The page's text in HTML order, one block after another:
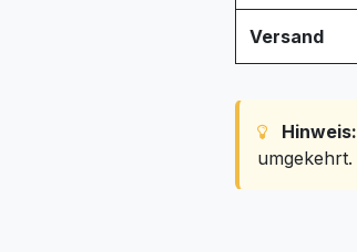
Versand
Hinweis:
umgekehrt.